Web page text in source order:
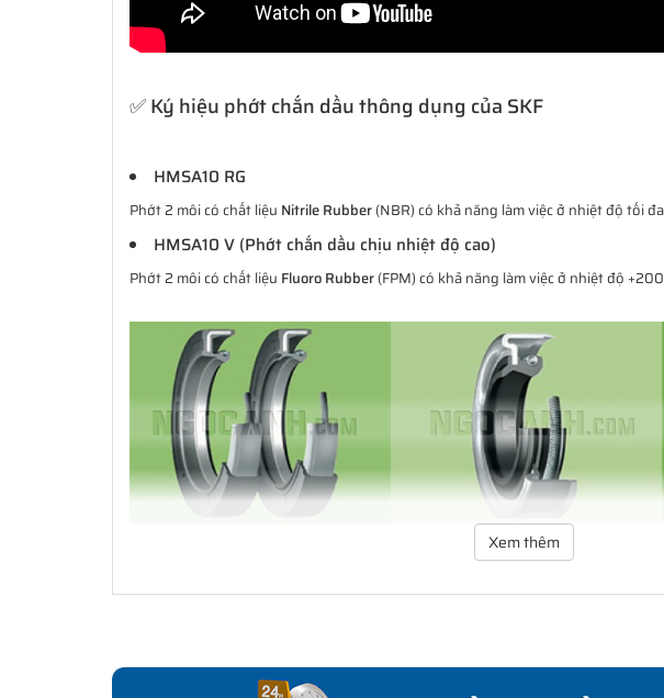
✅ Ký hiệu phớt chắn dầu thông dụng của SKF
HMSA10 RG
Phớt 2 môi có chất liệu Nitrile Rubber(NBR) có khả năng làm việc ở nhiệt độ tối
HMSA10 V (Phớt chắn dầu chịu nhiệt độ cao)
Phớt 2 môi có chất liệu Fluoro Rubber(FPM) có khả năng làm việc ở nhiệt độ
xúc với bề mặt cố định hay bề mặt trượt và xoay. Đa dạng thiết kế có khả năng
cầu ứng dụng. Không chỉ là các ứng dụng làm kín đơn giản mà còn có một dãy
Xem thêm